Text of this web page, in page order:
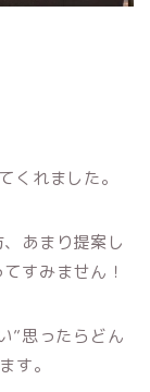
くれました。
あまり提案し
すみません！
”思ったらどん
す。